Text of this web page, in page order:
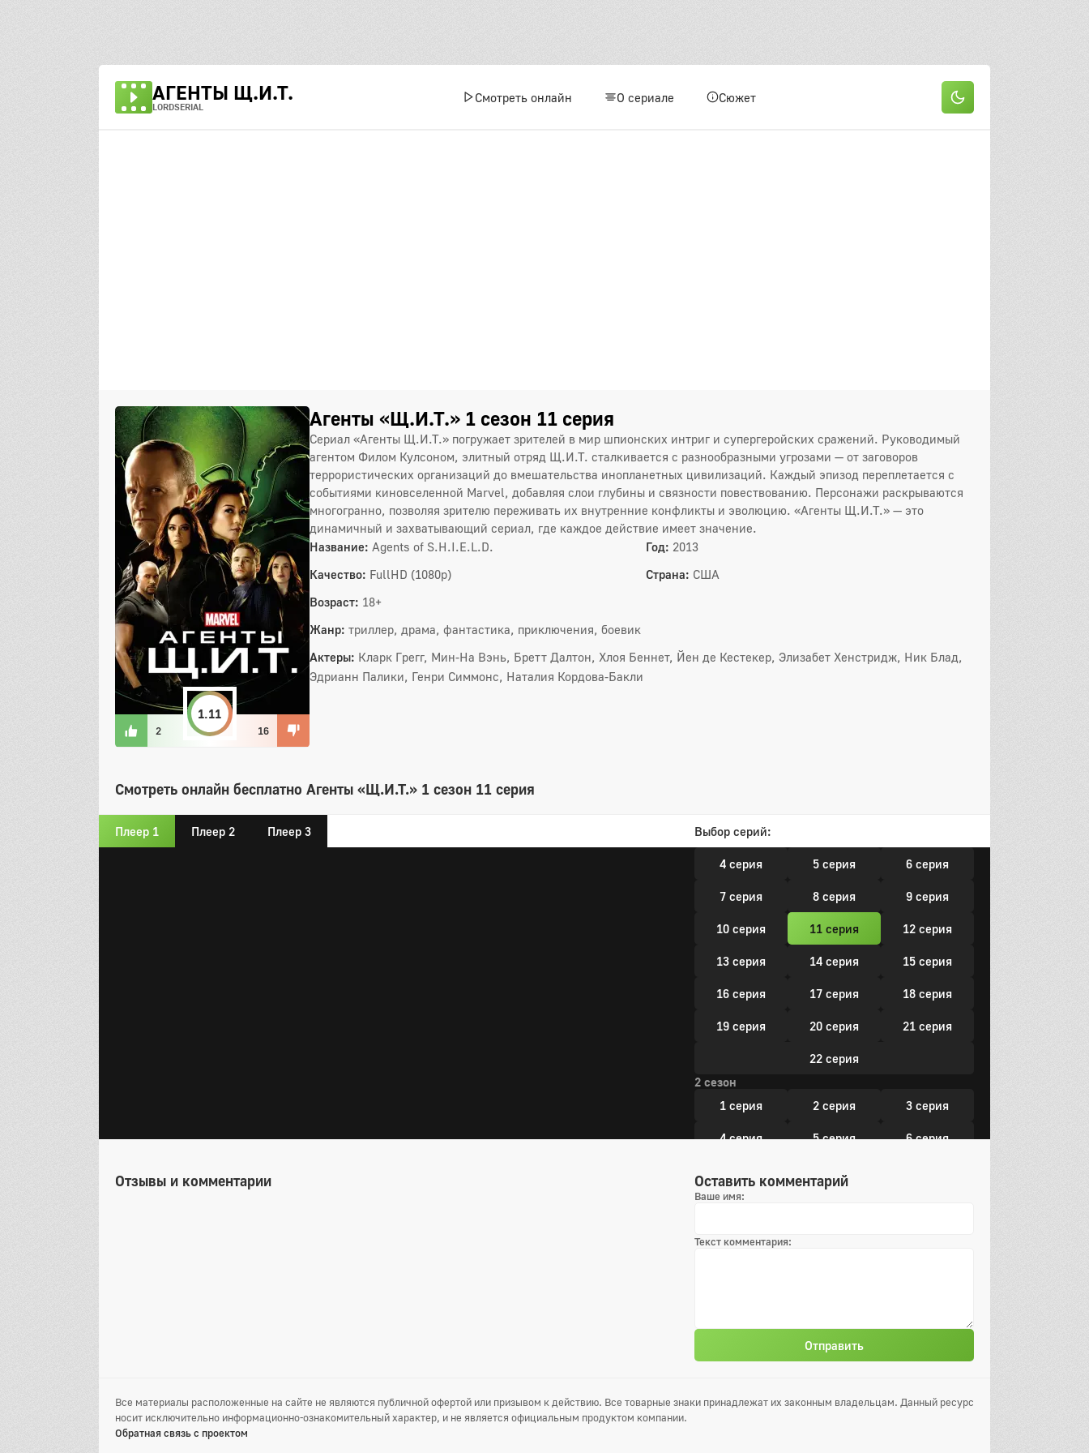
АГЕНТЫ Щ.И.Т.
LORDSERIAL
Смотреть онлайн О сериале Сюжет
2
1.11
16
Агенты «Щ.И.Т.» 1 сезон 11 серия
Сериал «Агенты Щ.И.Т.» погружает зрителей в мир шпионских интриг и супергеройских сражений. Руководимый
агентом Филом Кулсоном, элитный отряд Щ.И.Т. сталкивается с разнообразными угрозами — от заговоров
террористических организаций до вмешательства инопланетных цивилизаций. Каждый эпизод переплетается с
событиями киновселенной Marvel, добавляя слои глубины и связности повествованию. Персонажи раскрываются
многогранно, позволяя зрителю переживать их внутренние конфликты и эволюцию. «Агенты Щ.И.Т.» — это
динамичный и захватывающий сериал, где каждое действие имеет значение.
Название: Agents of S.H.I.E.L.D. Год: 2013
Качество: FullHD (1080p) Страна: США
Возраст: 18+
Жанр: триллер, драма, фантастика, приключения, боевик
Актеры: Кларк Грегг, Мин-На Вэнь, Бретт Далтон, Хлоя Беннет, Йен де Кестекер, Элизабет Хенстридж, Ник Блад,
Эдрианн Палики, Генри Симмонс, Наталия Кордова-Бакли
Смотреть онлайн бесплатно Агенты «Щ.И.Т.» 1 сезон 11 серия
Плеер 1 Плеер 2 Плеер 3 Выбор серий:
1 серия
4 серия 5 серия 6 серия
7 серия 8 серия 9 серия
10 серия 11 серия 12 серия
13 серия 14 серия 15 серия
16 серия 17 серия 18 серия
19 серия 20 серия 21 серия
22 серия
2 сезон
1 серия
2 серия 3 серия
4 серия 5 серия 6 серия
10 серия
22 серия
3 сезон
4 серия 5 серия 6 серия
Отзывы и комментарии Оставить комментарий
Ваше имя:
Текст комментария:
Отправить
Все материалы расположенные на сайте не являются публичной офертой или призывом к действию. Все товарные знаки принадлежат их законным владельцам. Данный ресурс
носит исключительно информационно-ознакомительный характер, и не является официальным продуктом компании.
Обратная связь с проектом